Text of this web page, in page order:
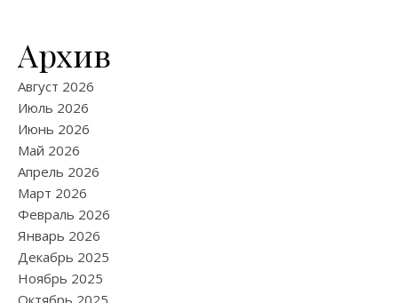
Архив
Август 2026
Июль 2026
Июнь 2026
Май 2026
Апрель 2026
Март 2026
Февраль 2026
Январь 2026
Декабрь 2025
Ноябрь 2025
Октябрь 2025